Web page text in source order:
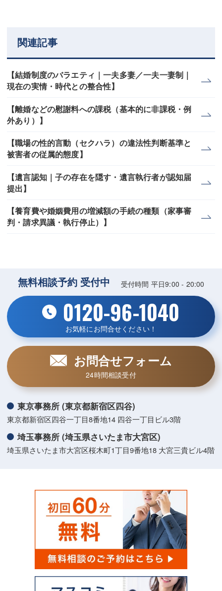
関連記事
【結婚制度のバラエティ｜一夫多妻／一夫一妻制｜
現在の実情・時代との整合性】
【離婚などの慰謝料への課税（基本的に非課税・例
外あり）】
【職場の性的言動（セクハラ）の違法性判断基準と
被害者の従属的態度】
【遺言認知｜子の存在を隠す・遺言執行者が認知届
提出】
【養育費や婚姻費用の増減額の手続の種類（家事審
判・請求異議・執行停止）】
無料相談予約 受付中 受付時間 平日9:00 - 20:00
0120-96-1040
お気軽にお問合せください！
お問合せフォーム
24時間相談受付
東京事務所 (東京都新宿区四谷)
東京都新宿区四谷一丁目8番地14 四谷一丁目ビル3階
埼玉事務所 (埼玉県さいたま市大宮区)
埼玉県さいたま市大宮区桜木町1丁目9番地18 大宮三貴ビル4階